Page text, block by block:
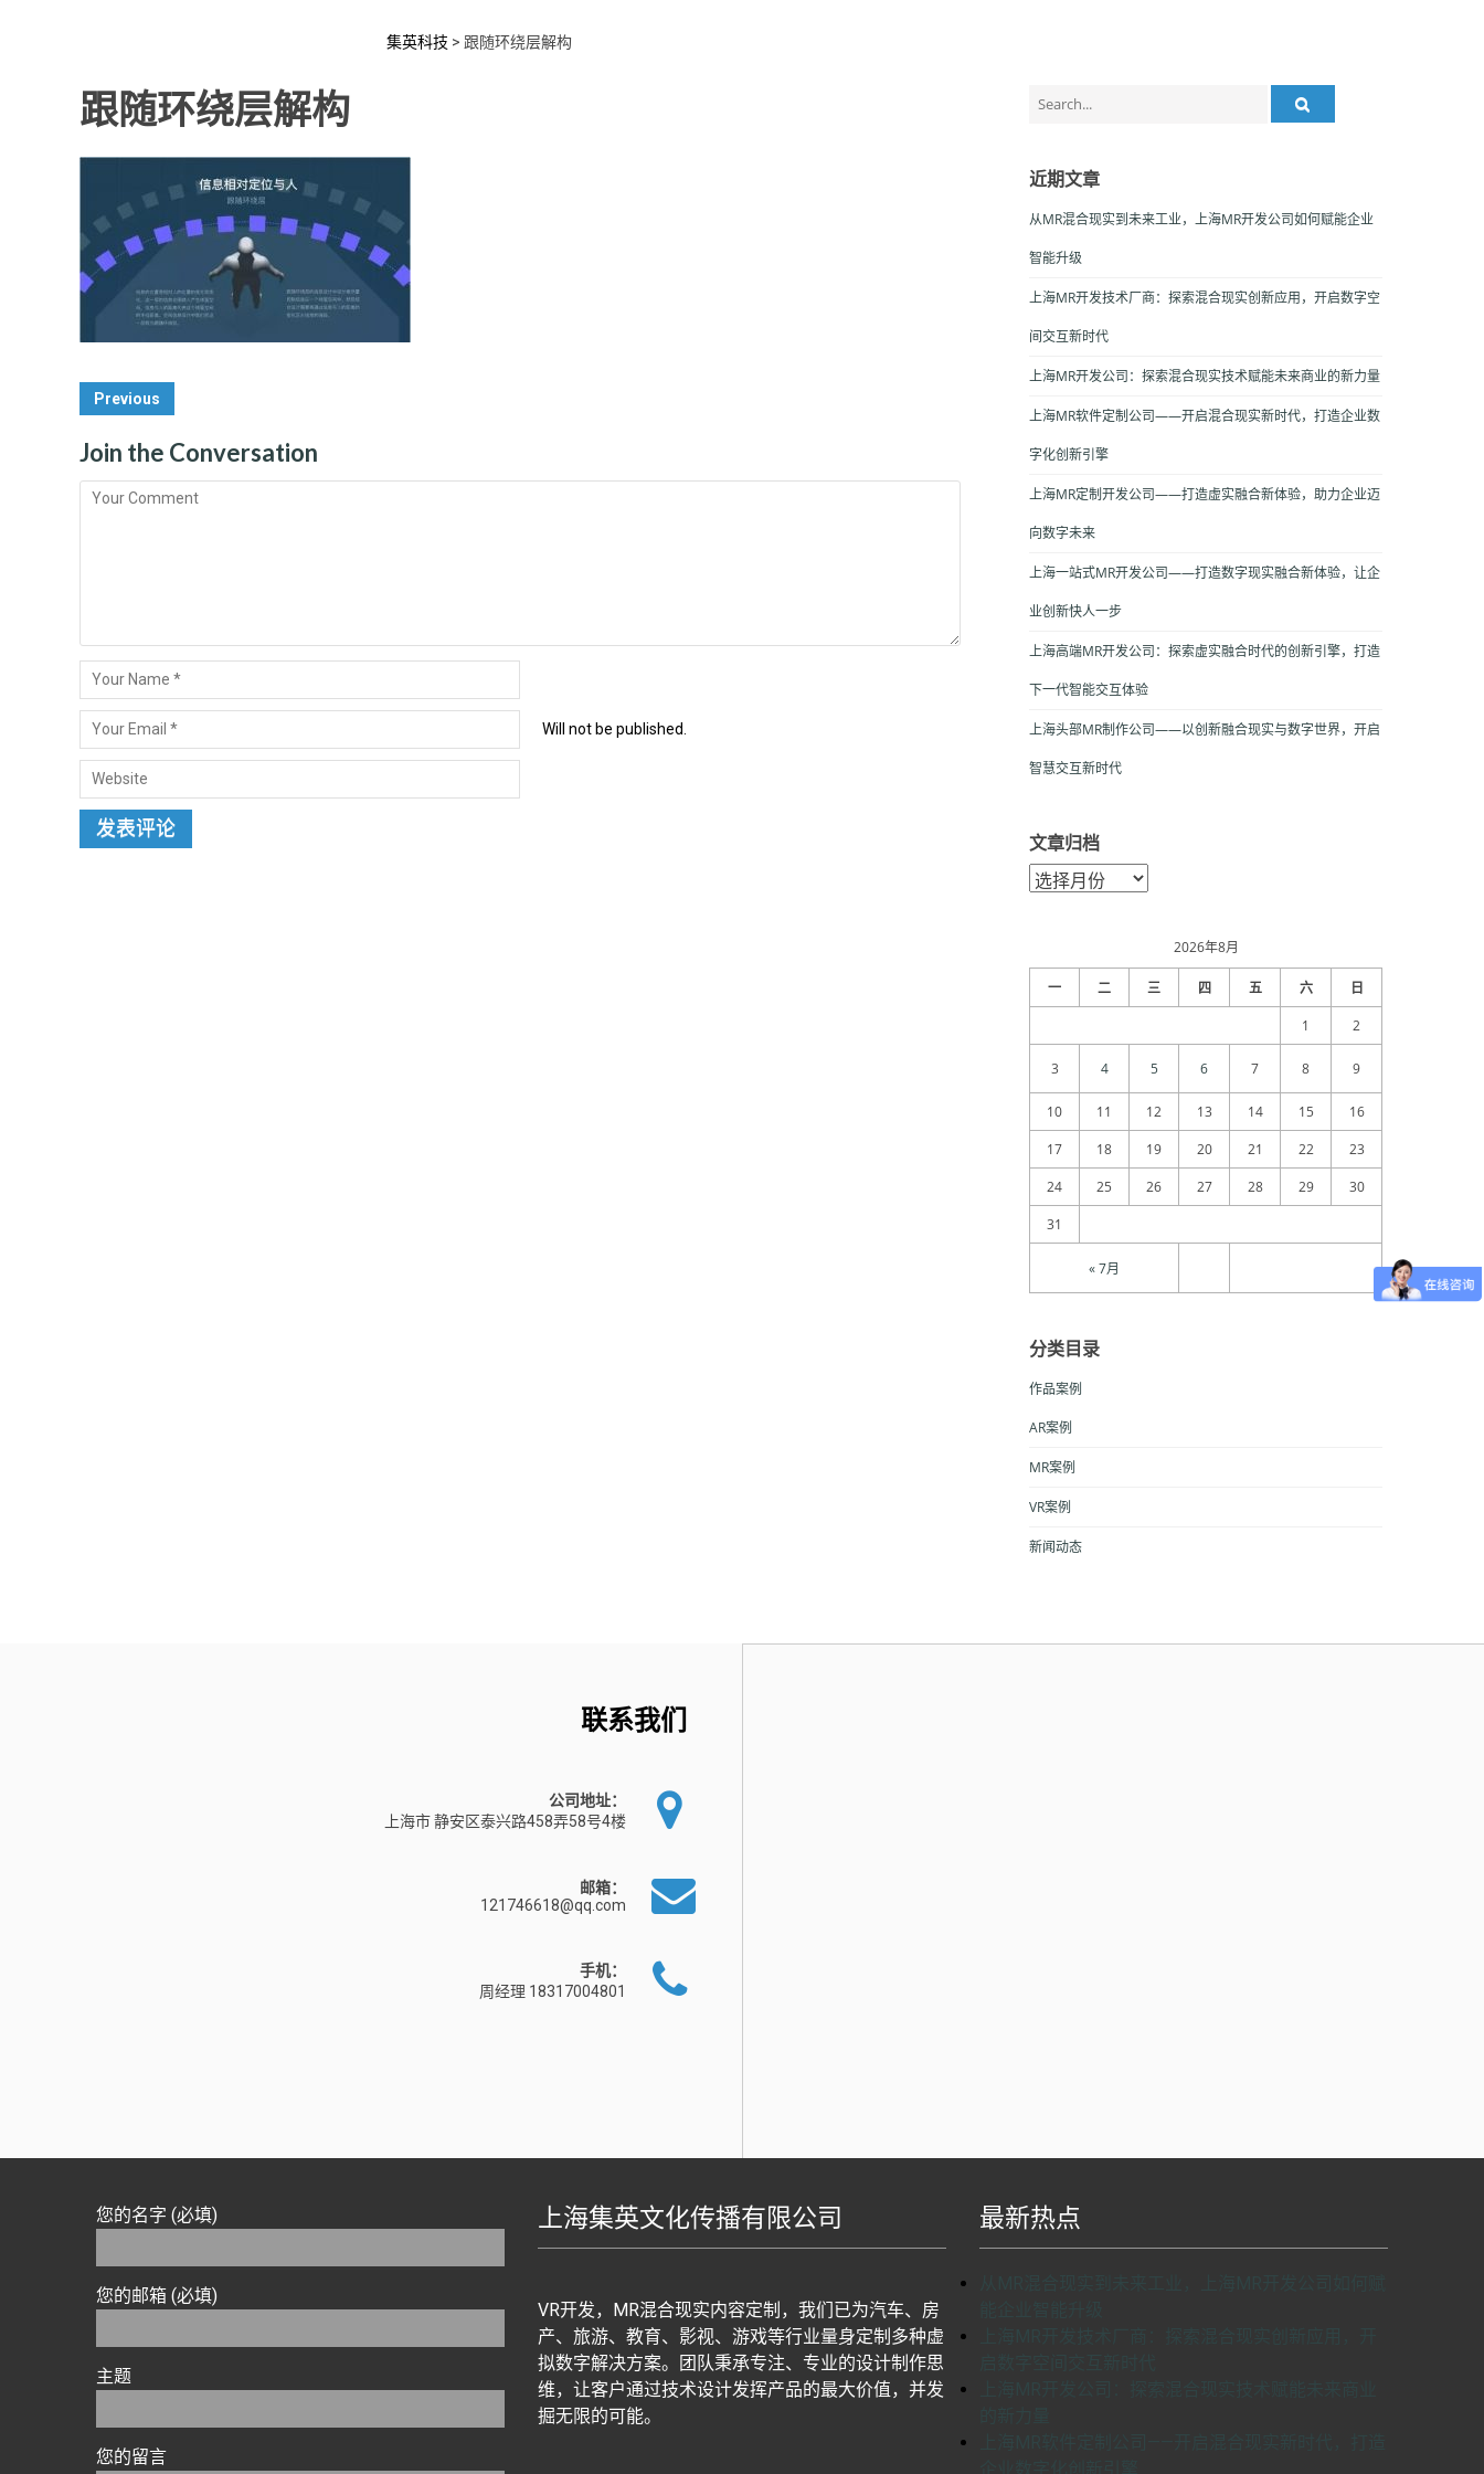
集英科技 > 跟随环绕层解构
跟随环绕层解构
Post
Navigation
Previous
Join the Conversation
Will not be published.
for:
近期文章
从MR混合现实到未来工业，上海MR开发公司如何赋能企业
智能升级
上海MR开发技术厂商：探索混合现实创新应用，开启数字空
间交互新时代
上海MR开发公司：探索混合现实技术赋能未来商业的新力量
上海MR软件定制公司——开启混合现实新时代，打造企业数
字化创新引擎
上海MR定制开发公司——打造虚实融合新体验，助力企业迈
向数字未来
上海一站式MR开发公司——打造数字现实融合新体验，让企
业创新快人一步
上海高端MR开发公司：探索虚实融合时代的创新引擎，打造
下一代智能交互体验
上海头部MR制作公司——以创新融合现实与数字世界，开启
智慧交互新时代
文章归档
文
章
2026年8月
一 二 三 四 五 六 日
« 7月
1 2
3 4 5 6 7 8 9
10 11 12 13 14 15
16
17
18 19 20 21 22
23
24
25 26 27 28 29
30
31
分类目录
作品案例
AR案例
MR案例
VR案例
新闻动态
联系我们
公司地址：
上海市 静安区泰兴路458弄58号4楼
邮箱：
121746618@qq.com
手机：
周经理 18317004801
您的名字 (必填)
您的邮箱 (必填)
主题
您的留言
上海集英文化传播有限公司
VR开发，MR混合现实内容定制，我们已为汽车、房
产、旅游、教育、影视、游戏等行业量身定制多种虚
拟数字解决方案。团队秉承专注、专业的设计制作思
维，让客户通过技术设计发挥产品的最大价值，并发
掘无限的可能。
最新热点